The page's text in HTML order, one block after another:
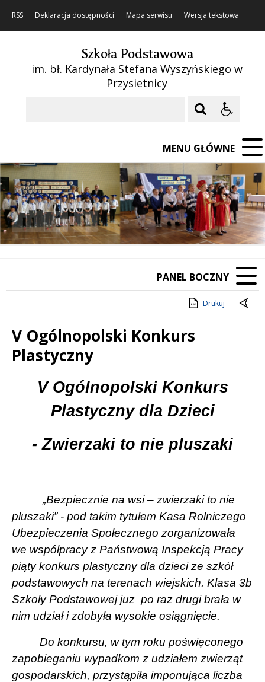
RSS Deklaracja dostępności Mapa serwisu Wersja tekstowa
Szkoła Podstawowa
im. bł. Kardynała Stefana Wyszyńskiego w
Przysietnicy
MENU GŁÓWNE
Poprzedni Element
Następny Element
❚❚
PANEL BOCZNY
Drukuj
V Ogólnopolski Konkurs
Plastyczny
TreśćV Ogólnopolski Konkurs
Plastyczny dla Dzieci
- Zwierzaki to nie pluszaki
„Bezpiecznie na wsi – zwierzaki to nie
pluszaki” - pod takim tytułem Kasa Rolniczego
Ubezpieczenia Społecznego zorganizowała
we współpracy z Państwową Inspekcją Pracy
piąty konkurs plastyczny dla dzieci ze szkół
podstawowych na terenach wiejskich. Klasa 3b
Szkoły Podstawowej juz po raz drugi brała w
nim udział i zdobyła wysokie osiągnięcie.
Do konkursu, w tym roku poświęconego
zapobieganiu wypadkom z udziałem zwierząt
gospodarskich, przystąpiła imponująca liczba